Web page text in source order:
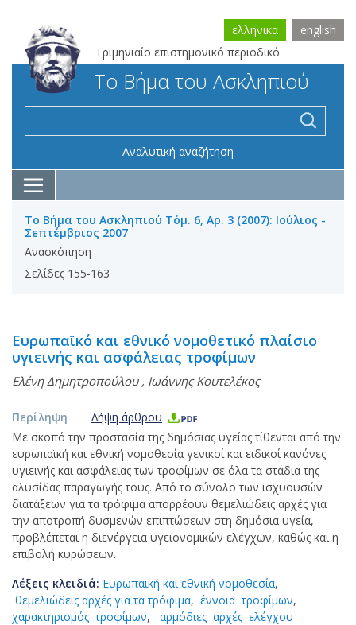
Τριμηνιαίο επιστημονικό περιοδικό
ελληνικα english
Το Βήμα του Ασκληπιού
Αναλυτική αναζήτηση
Το Βήμα του Ασκληπιού Τόμ. 6, Αρ. 3 (2007): Ιούλιος -
Σεπτέμβριος 2007
Ανασκόπηση
Σελίδες 155-163
Ευρωπαϊκό και εθνικό νομοθετικό πλαίσιο
υγιεινής και ασφάλειας τροφίμων
Ελένη Δημητροπούλου, Ιωάννης Κουτελέκος
Περίληψη
Λήψη άρθρου
Με σκοπό την προστασία της δημόσιας υγείας τίθενται από την
ευρωπαϊκή και εθνική νομοθεσία γενικοί και ειδικοί κανόνες
υγιεινής και ασφάλειας των τροφίμων σε όλα τα στάδια της
αλυσίδας παραγωγής τους. Από το σύνολο των ισχυουσών
διατάξεων για τα τρόφιμα απορρέουν θεμελιώδεις αρχές για
την αποτροπή δυσμενών επιπτώσεων στη δημόσια υγεία,
προβλέπεται η διενέργεια υγειονομικών ελέγχων, καθώς και η
επιβολή κυρώσεων.
Λέξεις κλειδιά: Ευρωπαϊκή και εθνική νομοθεσία,
θεμελιώδεις αρχές για τα τρόφιμα, έννοια τροφίμων,
χαρακτηρισμός τροφίμων,
αρμόδιες αρχές ελέγχου